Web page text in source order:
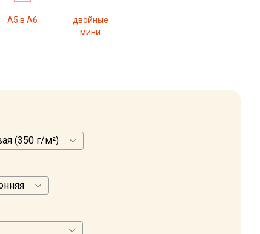
А5 в А6
двойные
мини